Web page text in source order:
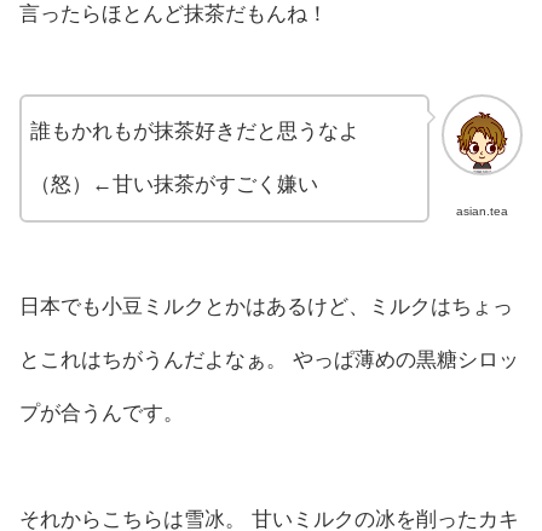
言ったらほとんど抹茶だもんね！
asian.tea
誰もかれもが抹茶好きだと思うなよ
（怒）←甘い抹茶がすごく嫌い
日本でも小豆ミルクとかはあるけど、ミルクはちょっ
とこれはちがうんだよなぁ。 やっぱ薄めの黒糖シロッ
プが合うんです。
それからこちらは雪冰。 甘いミルクの冰を削ったカキ